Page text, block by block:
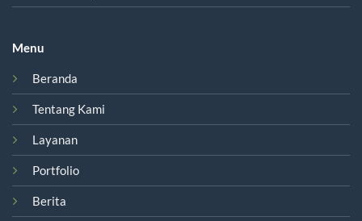
Menu
Beranda
Tentang Kami
Layanan
Portfolio
Berita